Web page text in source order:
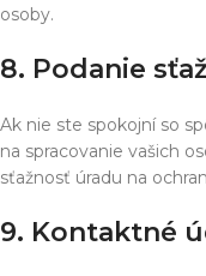
osoby.
8. Podanie
Ak nie ste spokojní so
na spracovanie vašich
sťažnosť úradu na
9. Kontaktné